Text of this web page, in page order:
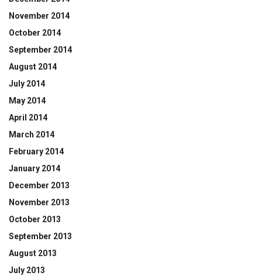
November 2014
October 2014
September 2014
August 2014
July 2014
May 2014
April 2014
March 2014
February 2014
January 2014
December 2013
November 2013
October 2013
September 2013
August 2013
July 2013